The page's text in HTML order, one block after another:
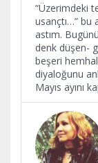
“Üzerimdeki
usançtı…” bu
astım.
denk düşen-
beşeri
diyaloğunu
Mayıs ayını